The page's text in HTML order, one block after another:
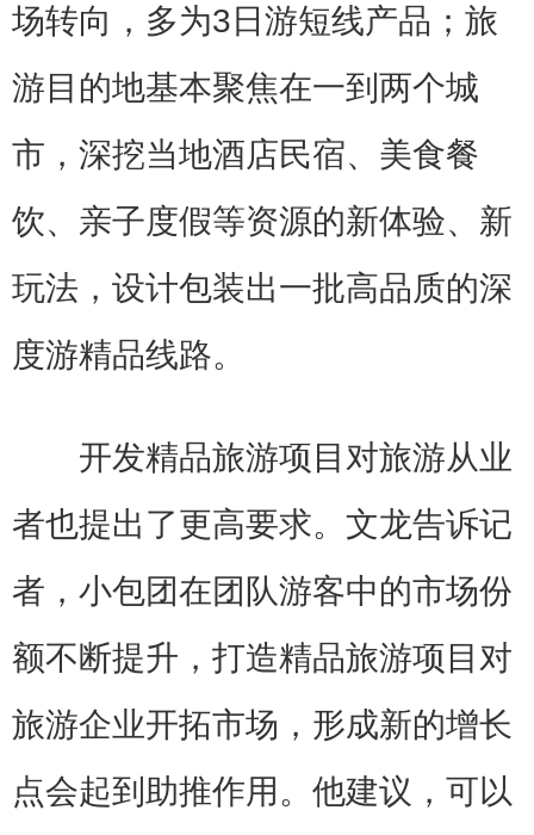
场转向，多为3日游短线产品；旅
游目的地基本聚焦在一到两个城
市，深挖当地酒店民宿、美食餐
饮、亲子度假等资源的新体验、新
玩法，设计包装出一批高品质的深
度游精品线路。
开发精品旅游项目对旅游从业
者也提出了更高要求。文龙告诉记
者，小包团在团队游客中的市场份
额不断提升，打造精品旅游项目对
旅游企业开拓市场，形成新的增长
点会起到助推作用。他建议，可以